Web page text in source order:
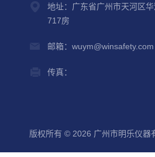
地址：广东省广州市天河区
717房
邮箱：wuym@winsafety.com
传真：
版权所有 © 2026 广州市明乐仪器